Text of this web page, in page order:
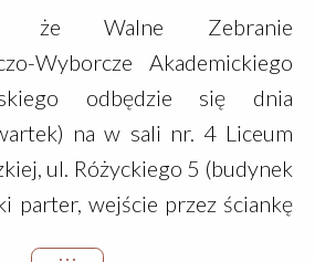
serdecznie
Sportowej AKG - Marcinowi
za przekucie 52
w tę oto prezentację
działania naszych
że Walne Zebranie
Wyborcze Akademickiego
odbędzie się dnia
na w sali nr. 4 Liceum
ul. Różyckiego 5 (budynek
parter, wejście przez ściankę